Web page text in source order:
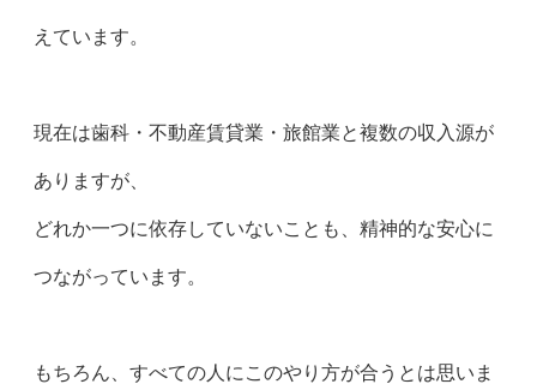
えています。
現在は歯科・不動産賃貸業・旅館業と複数の収入源が
ありますが、
どれか一つに依存していないことも、精神的な安心に
つながっています。
もちろん、すべての人にこのやり方が合うとは思いま